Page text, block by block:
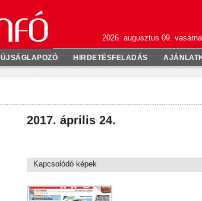
2026. augusztus 09.
ÚJSÁGLAPOZÓ HIRDETÉSFELADÁS
2017. április 24.
Kapcsolódó képek